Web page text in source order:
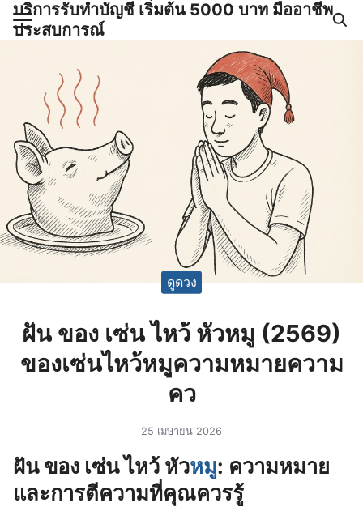
Skipบริการรับทำบัญชี เริ่มต้น 5000 บาท มืออาชีพ
ประสบการณ์
ญชีและภาษีครบวงจร |
ดูดวง
ฝัน ของ เซ่น ไหว้ หัวหมู (2569)
ของเซ่นไหว้หมูความหมายความ
คว
25 เมษายน 2026
ฝัน ของ เซ่น ไหว้ หัวหมู: ความหมาย
และการตีความที่คุณควรรู้